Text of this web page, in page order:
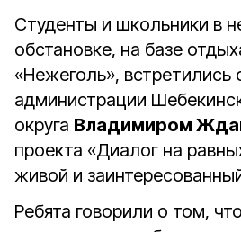
Студенты и школьники в
обстановке, на базе
«Нежеголь», встретились
администрации
округа Владимиром
проекта «Диалог на
живой и
Ребята говорили о том,